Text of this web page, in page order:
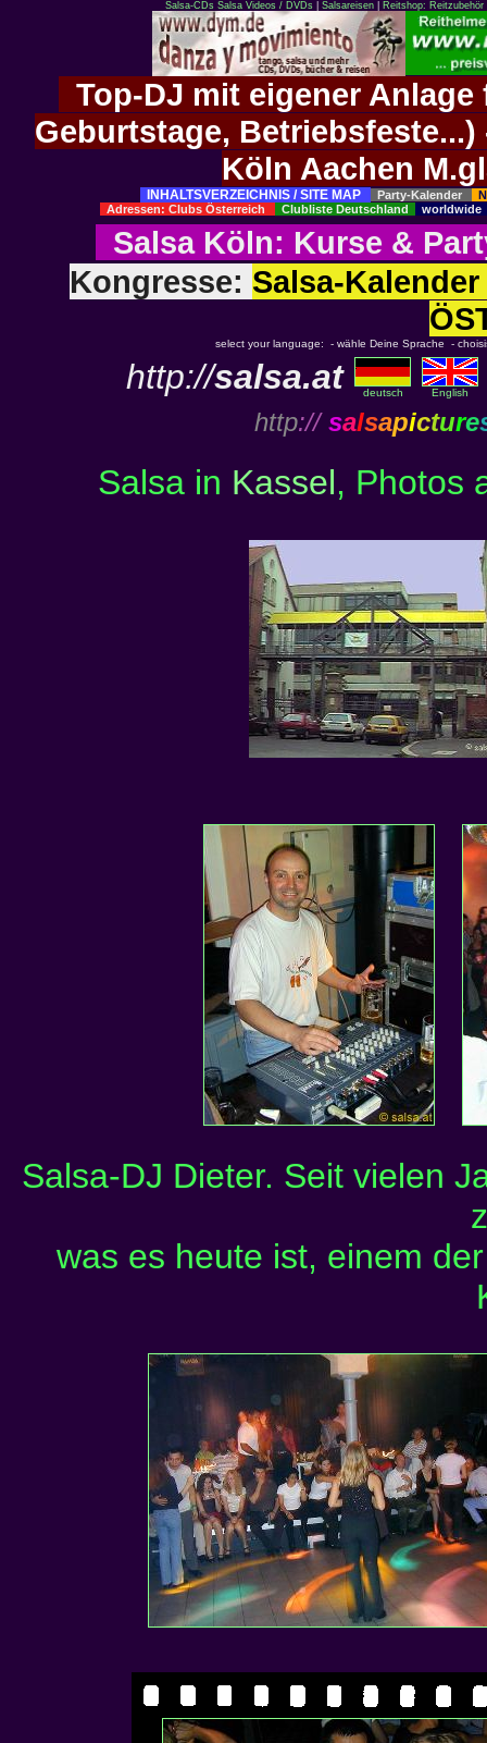
Salsa-CDs Salsa Videos / DVDs| Salsareisen| Reitshop:
Top-DJ mit eigener
Geburtstage,
Köln Aachen
INHALTSVERZEICHNIS / SITE MAP Party-Kalender
Adressen: Clubs Österreich
Clubliste Deutschland worldwide
Salsa Köln: Kurse &
Kongresse: Salsa-
select your language: - wähle Deine Sprache -
http://salsa.at deutsch English
http:// salsapicture
Salsa in Kassel, Photos
Salsa-DJ Dieter. Seit vielen
was es heute ist, einem